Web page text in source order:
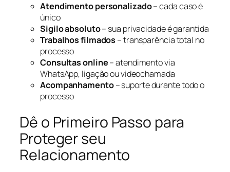
Atendimento personalizado– cada caso é
único
Sigilo absoluto– sua privacidade é garantida
Trabalhos filmados – transparência total no
processo
Consultas online– atendimento via
WhatsApp, ligação ou videochamada
Acompanhamento– suporte durante todo o
processo
Dê o Primeiro Passo para
Proteger seu
Relacionamento